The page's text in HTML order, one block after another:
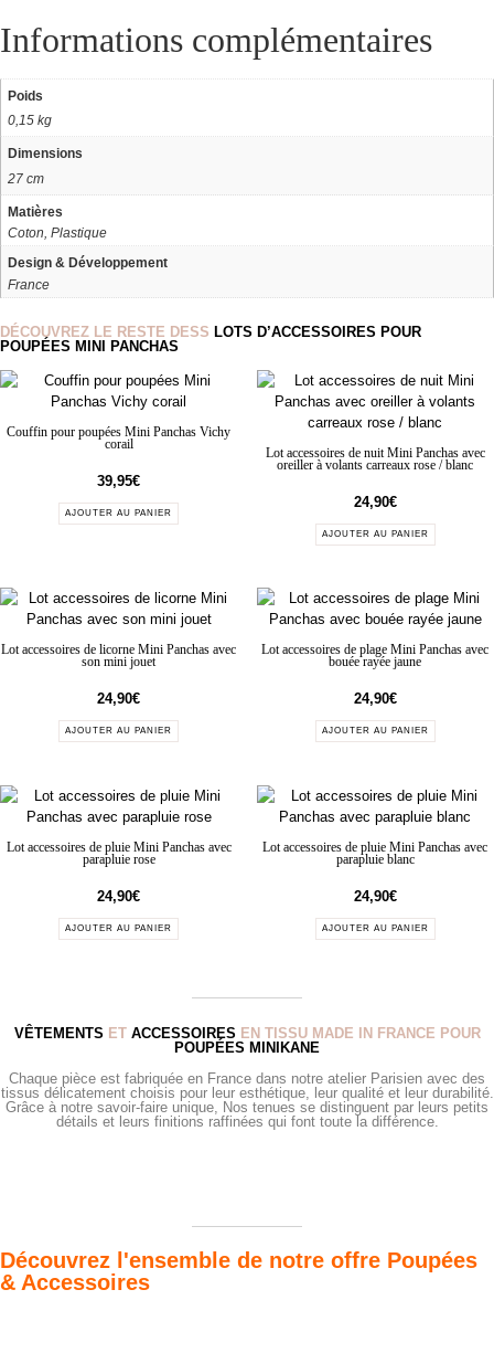
Informations complémentaires
Poids
0,15 kg
Dimensions
27 cm
Matières
Coton, Plastique
Design & Développement
France
DÉCOUVREZ LE RESTE DESS LOTS D’ACCESSOIRES POUR
POUPÉES MINI PANCHAS
Couffin pour poupées Mini Panchas Vichy
corail
39,95€
AJOUTER AU PANIER
Lot accessoires de nuit Mini Panchas avec
oreiller à volants carreaux rose / blanc
24,90€
AJOUTER AU PANIER
Lot accessoires de licorne Mini Panchas avec
son mini jouet
24,90€
AJOUTER AU PANIER
Lot accessoires de plage Mini Panchas avec
bouée rayée jaune
24,90€
AJOUTER AU PANIER
Lot accessoires de pluie Mini Panchas avec
parapluie rose
24,90€
AJOUTER AU PANIER
Lot accessoires de pluie Mini Panchas avec
parapluie blanc
24,90€
AJOUTER AU PANIER
VÊTEMENTS ET ACCESSOIRES EN TISSU MADE IN FRANCE POUR
POUPÉES MINIKANE
Chaque pièce est fabriquée en France dans notre atelier Parisien avec des
tissus délicatement choisis pour leur esthétique, leur qualité et leur durabilité.
Grâce à notre savoir-faire unique, Nos tenues se distinguent par leurs petits
détails et leurs finitions raffinées qui font toute la différence.
Découvrez l'ensemble de notre offre Poupées
& Accessoires